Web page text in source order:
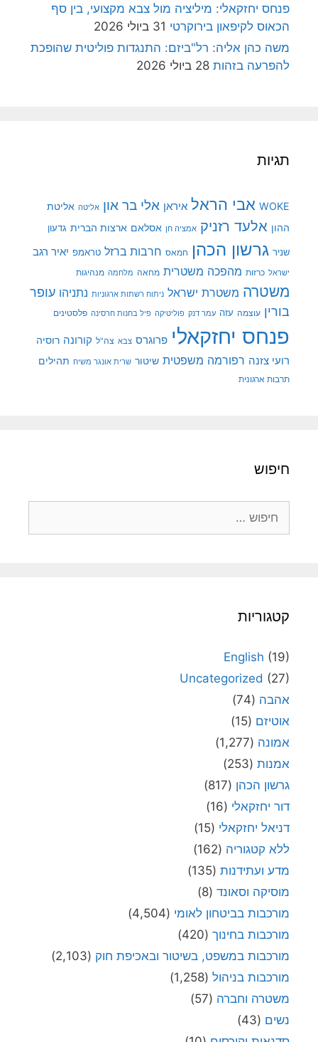
פנחס יחזקאלי: מיליציה מול צבא מקצועי, בין סף
הכאוס לקיפאון בירוקרטי 31 ביולי 2026
משה כהן אליה: רל"ביזם: התנגדות פוליטית שהופכת
להפרעה בזהות 28 ביולי 2026
תגיות
WOKE אבי הראל איראן אלי בר און אליטה אליטת
ההון אלעד רזניק אמציה חן אסלאם ארצות הברית גדעון
שניר גרשון הכהן חמאס חרבות ברזל טראמפ יאיר רגב
ישראל כרזות מהפכה משטרית מחאה מלחמה מנהיגות
משטרה משטרת ישראל ניתוח רשתות ארגוניות נתניהו עופר
בורין עוצמה עזה עמר דנק פוליטיקה פיל בחנות חרסינה פלסטינים
פנחס יחזקאלי פרוגרס צבא צה"ל קורונה רוסיה
רועי צזנה רפורמה משפטית שיטור שרית אונגר משיח תהילים
תרבות ארגונית
חיפוש
קטגוריות
English (19)
Uncategorized (27)
אהבה (74)
אוטיזם (15)
אמונה (1,277)
אמנות (253)
גרשון הכהן (817)
דור יחזקאלי (16)
דניאל יחזקאלי (15)
ללא קטגוריה (162)
מדע ועתידנות (135)
מוסיקה וסאונד (8)
מורכבות בביטחון לאומי (4,504)
מורכבות בחינוך (420)
מורכבות במשפט, בשיטור ובאכיפת חוק (2,103)
מורכבות בניהול (1,258)
משטרה וחברה (57)
נשים (43)